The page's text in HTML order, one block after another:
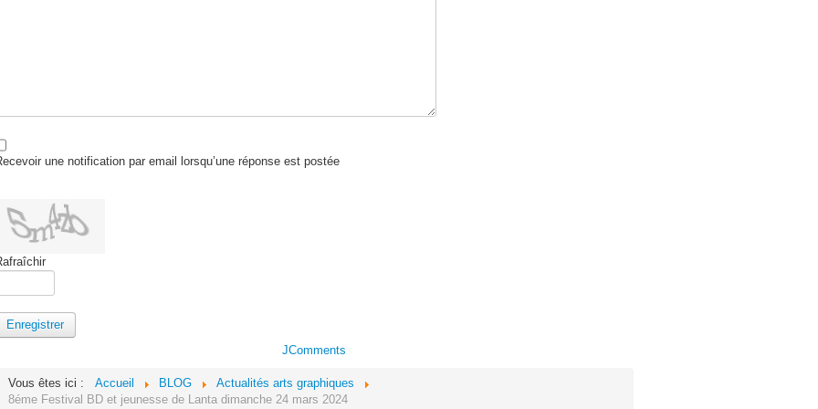
une notification par email lorsqu’une réponse est postée
Enregistrer
JComments
Vous êtes ici : Accueil BLOG
Actualités arts graphiques
8éme Festival BD et jeunesse de Lanta dimanche 24 mars 2024